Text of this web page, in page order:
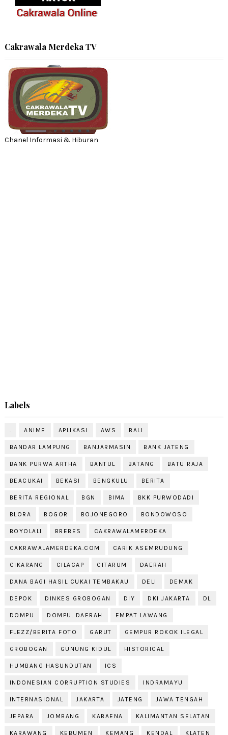
Cakrawala Merdeka TV
Chanel Informasi & Hiburan
Labels
ANIME APLIKASI AWS BALI
BANDAR LAMPUNG BANJARMASIN BANK JATENG
BANK PURWA ARTHA BANTUL BATANG BATU RAJA
BEACUKAI BEKASI BENGKULU BERITA
BERITA REGIONAL BGN BIMA BKK PURWODADI
BLORA BOGOR BOJONEGORO BONDOWOSO
BOYOLALI BREBES CAKRAWALAMERDEKA
CAKRAWALAMERDEKA.COM CARIK ASEMRUDUNG
CIKARANG CILACAP CITARUM DAERAH
DANA BAGI HASIL CUKAI TEMBAKAU DELI DEMAK
DEPOK DINKES GROBOGAN DIY DKI JAKARTA DL
DOMPU DOMPU. DAERAH EMPAT LAWANG
FLEZZ/BERITA FOTO GARUT GEMPUR ROKOK ILEGAL
GROBOGAN GUNUNG KIDUL HISTORICAL
HUMBANG HASUNDUTAN ICS
INDONESIAN CORRUPTION STUDIES INDRAMAYU
INTERNASIONAL JAKARTA JATENG JAWA TENGAH
JEPARA JOMBANG KABAENA KALIMANTAN SELATAN
KARAWANG KEBUMEN KEMANG KENDAL KLATEN